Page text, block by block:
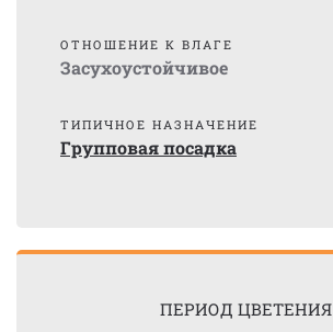
ОТНОШЕНИЕ К ВЛАГЕ
Засухоустойчивое
ТИПИЧНОЕ НАЗНАЧЕНИЕ
Групповая посадка
ПЕРИОД ЦВЕТЕНИЯ